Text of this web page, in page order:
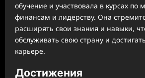
обучение и участвовала в курсах по
финансам и лидерству. Она
расширять свои знания и навыки,
обслуживать свою страну и
карьере.
Достижения